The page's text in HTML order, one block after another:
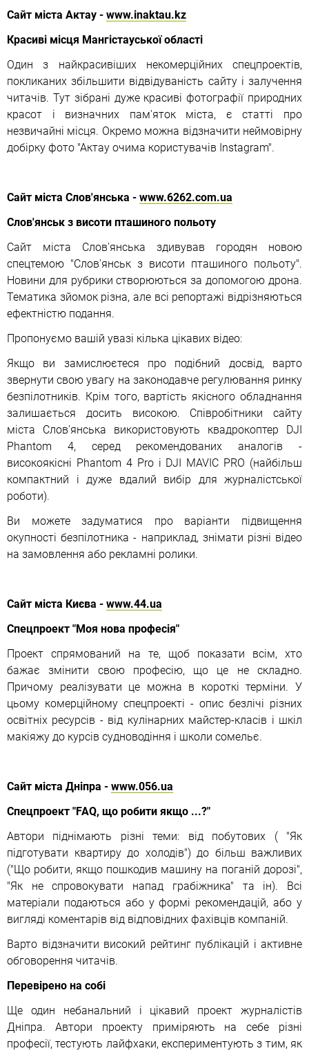
Сайт міста Актау - www.inaktau.kz
Красиві місця Мангістауської області
Один з найкрасивіших некомерційних спецпроектів,
покликаних збільшити відвідуваність сайту і залучення
читачів. Тут зібрані дуже красиві фотографії природних
красот і визначних пам'яток міста, є статті про
незвичайні місця. Окремо можна відзначити неймовірну
добірку фото "Актау очима користувачів Instagram".
Сайт міста Слов'янська - www.6262.com.ua
Слов'янськ з висоти пташиного польоту
Сайт міста Слов'янська здивував городян новою
спецтемою "Слов'янськ з висоти пташиного польоту".
Новини для рубрики створюються за допомогою дрона.
Тематика зйомок різна, але всі репортажі відрізняються
ефектністю подання.
Пропонуємо вашій увазі кілька цікавих відео:
Якщо ви замислюєтеся про подібний досвід, варто
звернути свою увагу на законодавче регулювання ринку
безпілотників. Крім того, вартість якісного обладнання
залишається досить високою. Співробітники сайту
міста Слов'янська використовують квадрокоптер DJI
Phantom 4, серед рекомендованих аналогів -
високоякісні Phantom 4 Pro і DJI MAVIC PRO (найбільш
компактний і дуже вдалий вибір для журналістської
роботи).
Ви можете задуматися про варіанти підвищення
окупності безпілотника - наприклад, знімати різні відео
на замовлення або рекламні ролики.
Сайт міста Києва - www.44.ua
Спецпроект "Моя нова професія"
Проект спрямований на те, щоб показати всім, хто
бажає змінити свою професію, що це не складно.
Причому реалізувати це можна в короткі терміни. У
цьому комерційному спецпроекті - опис безлічі різних
освітніх ресурсів - від кулінарних майстер-класів і шкіл
макіяжу до курсів судноводіння і школи сомельє.
Сайт міста Дніпра - www.056.ua
Спецпроект "FAQ, що робити якщо ...?"
Автори піднімають різні теми: від побутових ( "Як
підготувати квартиру до холодів") до більш важливих
("Що робити, якщо пошкодив машину на поганій дорозі",
"Як не спровокувати напад грабіжника" та ін). Всі
матеріали подаються або у формі рекомендацій, або у
вигляді коментарів від відповідних фахівців компаній.
Варто відзначити високий рейтинг публікацій і активне
обговорення читачів.
Перевірено на собі
Ще один небанальний і цікавий проект журналістів
Дніпра. Автори проекту приміряють на себе різні
професії, тестують лайфхаки, експериментують з тим, як